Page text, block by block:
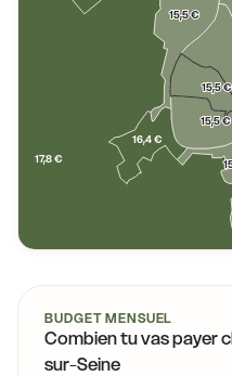
16,4 €
15,7 €
17,8 €
14,0 €
15,5 €
15,5 €
15,5 €
BUDGET MENSUEL
Combien tu vas payer
sur-Seine